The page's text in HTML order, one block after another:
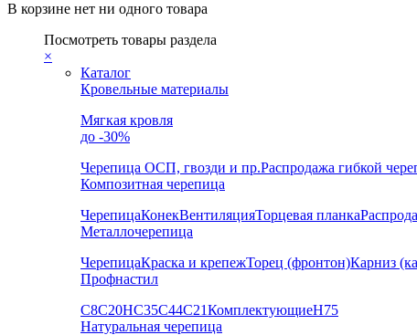
В корзине нет ни одного товара
Посмотреть товары раздела
×
Каталог
Кровельные материалы
Мягкая кровля
до -30%
Черепица ОСП, гвозди и пр.Распродажа гибкой
Композитная черепица
ЧерепицаКонекВентиляцияТорцевая планка
Металлочерепица
ЧерепицаКраска и крепежТорец (фронтон)Карниз
Профнастил
С8С20НС35С44С21КомплектующиеН75
Натуральная черепица